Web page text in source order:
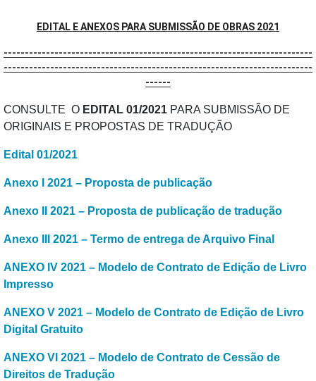
EDITAL E ANEXOS PARA SUBMISSÃO DE OBRAS 2021
-------------------------------------------------------------------------
-------------------------------------------------------------------------
------
CONSULTE O EDITAL 01/2021 PARA SUBMISSÃO DE
ORIGINAIS E PROPOSTAS DE TRADUÇÃO
Edital 01/2021
Anexo I 2021 – Proposta de publicação
Anexo II 2021 – Proposta de publicação de tradução
Anexo III 2021 – Termo de entrega de Arquivo Final
ANEXO IV 2021 – Modelo de Contrato de Edição de Livro
Impresso
ANEXO V 2021 – Modelo de Contrato de Edição de Livro
Digital Gratuito
ANEXO VI 2021 – Modelo de Contrato de Cessão de
Direitos de Tradução